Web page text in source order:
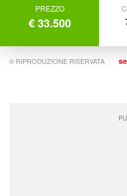
PREZZO
€ 33.500
© RIPRODUZIONE RISERVATA